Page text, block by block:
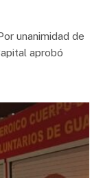
unanimidad de
aprobó